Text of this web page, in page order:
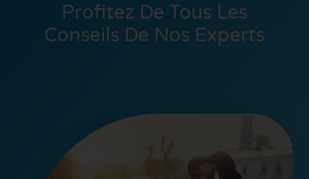
Profitez De Tous Les
Conseils De Nos Experts